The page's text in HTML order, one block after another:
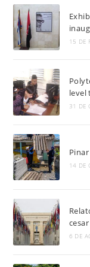
15 DE
level
31 DE
14 DE
6 DE